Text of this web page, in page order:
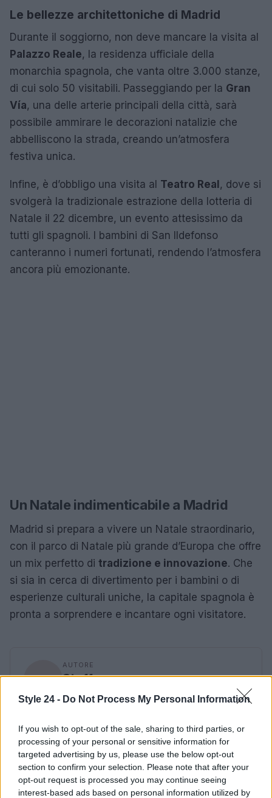
Style 24 - Do Not Process My Personal Information
If you wish to opt-out of the sale, sharing to third parties, or
processing of your personal or sensitive information for
targeted advertising by us, please use the below opt-out
section to confirm your selection. Please note that after your
opt-out request is processed you may continue seeing
interest-based ads based on personal information utilized by
Le bellezze architettoniche di Madrid
Durante il soggiorno, non deve mancare la visita al
Palazzo Reale, la residenza ufficiale della
monarchia spagnola, che vanta oltre 3.000 stanze,
di cui solo 50 visitabili. Passeggiando per la Gran
Vía, una delle arterie principali della città, sarà
possibile ammirare le decorazioni natalizie che
abbelliscono la strada, creando un’atmosfera
festiva unica.
Infine, è d’obbligo una visita al Teatro Real, dove si
svolgerà la tradizionale estrazione della lotteria di
Natale il 22 dicembre, un evento attesissimo da
tutti gli spagnoli. I bambini di San Ildefonso
canteranno i numeri fortunati, rendendo l’atmosfera
ancora più emozionante.
Un Natale indimenticabile a Madrid
Madrid si prepara a vivere un Natale straordinario,
con il parco di Natale più grande d’Europa che offre
un mix perfetto di tradizione e innovazione. Che
si sia in cerca di divertimento per i bambini o di
esperienze culturali uniche, la capitale spagnola è
pronta a sorprendere e incantare ogni visitatore.
AUTORE
Staff